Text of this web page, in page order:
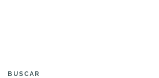
BUSCAR